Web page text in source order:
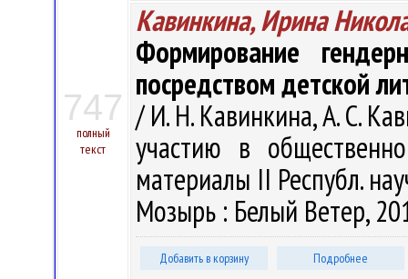
747
полный
текст
Кавинкина, Ирина
Формирование
посредством детской
/ И. Н. Кавинкина, А. С.
участию в
материалы II Республ.
Мозырь : Белый Ветер,
Добавить в корзину Подробнее